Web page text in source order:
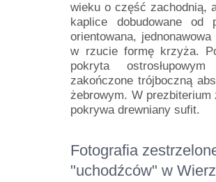
wieku o część zachodnią,
kaplice dobudowane od
orientowana,
w rzucie formę krzyża.
pokryta
zakończone trójboczną
żebrowym. W
pokrywa drewniany sufit.
Fotografia
"uchodźców" w